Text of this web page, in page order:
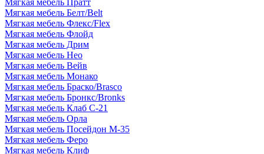
Мягкая мебель Пратт
Мягкая мебель Белт/Belt
Мягкая мебель Флекс/Flex
Мягкая мебель Флойд
Мягкая мебель Дрим
Мягкая мебель Нео
Мягкая мебель Вейв
Мягкая мебель Монако
Мягкая мебель Браско/Brasco
Мягкая мебель Бронкс/Bronks
Мягкая мебель Клаб С-21
Мягкая мебель Орла
Мягкая мебель Посейдон М-35
Мягкая мебель Феро
Мягкая мебель Клиф